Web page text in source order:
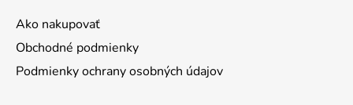
Ako nakupovať
Obchodné podmienky
Podmienky ochrany osobných údajov